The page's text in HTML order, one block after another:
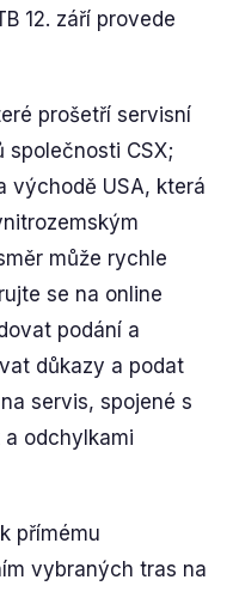
12. září provede
prošetří servisní
společnosti CSX;
východě USA, která
může rychle
se na online
podání a
důkazy a podat
servis, spojené s
odchylkami
přímému
vybraných tras na